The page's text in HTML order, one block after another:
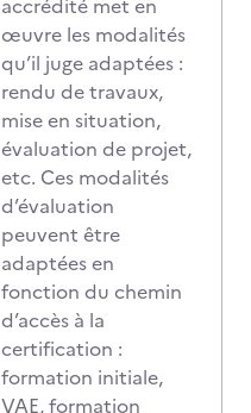
accrédité met en
œuvre les modalités
qu’il juge adaptées :
rendu de travaux,
mise en situation,
évaluation de projet,
etc. Ces modalités
d’évaluation
peuvent être
adaptées en
fonction du chemin
d’accès à la
certification :
formation initiale,
VAE, formation